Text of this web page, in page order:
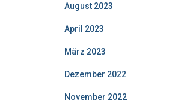
August 2023
April 2023
März 2023
Dezember 2022
November 2022